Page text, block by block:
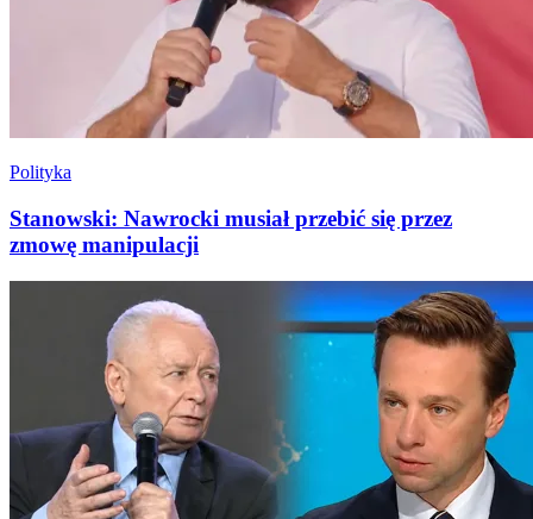
Polityka
Stanowski: Nawrocki musiał przebić się przez
zmowę manipulacji